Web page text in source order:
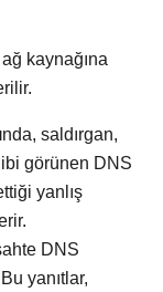
kaynağına
nda, saldırgan,
görünen DNS
yanlış
DNS
yanıtlar,